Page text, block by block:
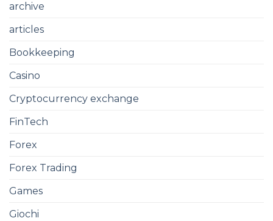
archive
articles
Bookkeeping
Casino
Cryptocurrency exchange
FinTech
Forex
Forex Trading
Games
Giochi